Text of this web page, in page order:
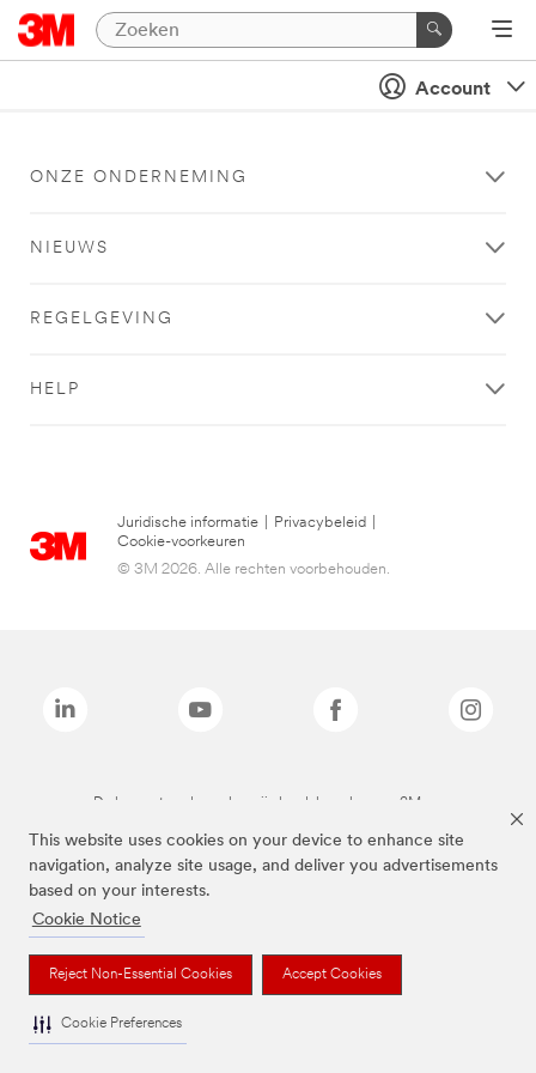
This website uses cookies on your device to enhance site
navigation, analyze site usage, and deliver you advertisements
based on your interests.
Cookie Notice
Reject Non-Essential Cookies Accept Cookies
Cookie Preferences
Account
ONZE ONDERNEMING
NIEUWS
REGELGEVING
HELP
Juridische informatie Privacybeleid
Cookie-voorkeuren
© 3M 2026. Alle rechten voorbehouden.
De bovenstaande merken zijn handelsmerken van 3M.we